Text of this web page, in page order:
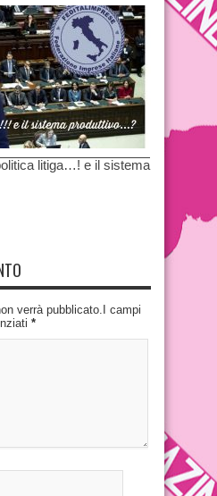
litiga…! e il sistema
verrà pubblicato.I campi
*